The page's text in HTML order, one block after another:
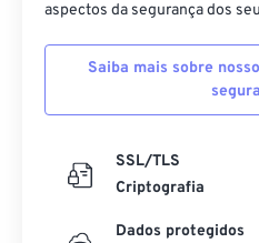
aspectos da segurança dos
Saiba mais sobre
SSL/TLS
Criptografia
Dados protegidos